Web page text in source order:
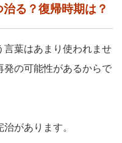
る？復帰時期は？
言葉はあまり使われませ
発の可能性があるからで
があります。